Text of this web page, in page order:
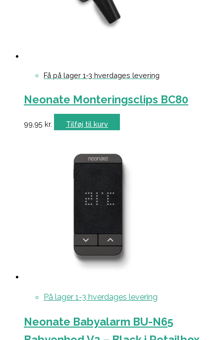
Få på lager 1-3 hverdages levering
Neonate Monteringsclips BC80
99,95 kr. Tilføj til kurv
På lager 1-3 hverdages levering
Neonate Babyalarm BU-N65